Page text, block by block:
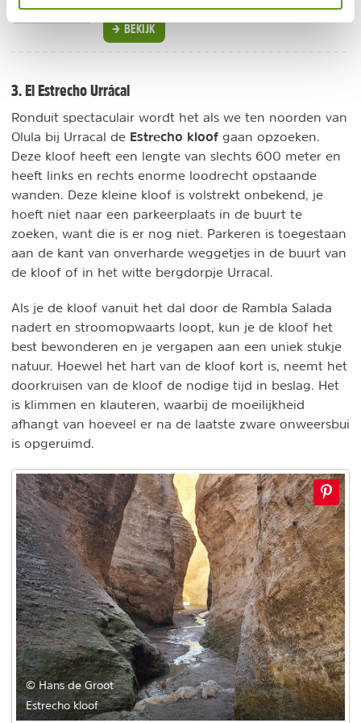
BEKIJK
3. El Estrecho Urrácal
Ronduit spectaculair wordt het als we ten noorden van
Olula bij Urracal de Estrecho kloof gaan opzoeken.
Deze kloof heeft een lengte van slechts 600 meter en
heeft links en rechts enorme loodrecht opstaande
wanden. Deze kleine kloof is volstrekt onbekend, je
hoeft niet naar een parkeerplaats in de buurt te
zoeken, want die is er nog niet. Parkeren is toegestaan
aan de kant van onverharde weggetjes in de buurt van
de kloof of in het witte bergdorpje Urracal.
Als je de kloof vanuit het dal door de Rambla Salada
nadert en stroomopwaarts loopt, kun je de kloof het
best bewonderen en je vergapen aan een uniek stukje
natuur. Hoewel het hart van de kloof kort is, neemt het
doorkruisen van de kloof de nodige tijd in beslag. Het
is klimmen en klauteren, waarbij de moeilijkheid
afhangt van hoeveel er na de laatste zware onweersbui
is opgeruimd.
© Hans de Groot
Estrecho kloof